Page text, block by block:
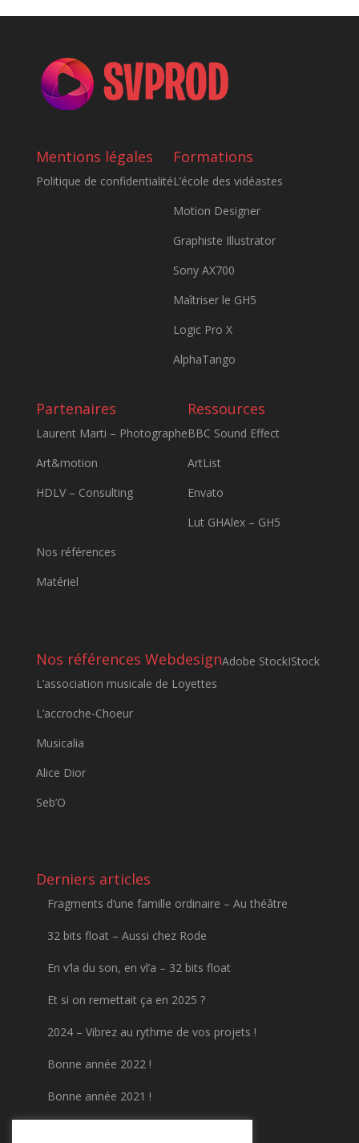
Mentions légales
Politique de confidentialité
Formations
L’école des vidéastes
Motion Designer
Graphiste Illustrator
Sony AX700
Maîtriser le GH5
Logic Pro X
AlphaTango
Partenaires
Laurent Marti – Photographe
Art&motion
HDLV – Consulting
Nos références
Matériel
Ressources
BBC Sound Effect
ArtList
Envato
Lut GHAlex – GH5
Nos références Webdesign
L’association musicale de Loyettes
L’accroche-Choeur
Musicalia
Alice Dior
Seb’O
Adobe StockIStock
Derniers articles
Fragments d’une famille ordinaire – Au théâtre
32 bits float – Aussi chez Rode
En v’la du son, en vl’a – 32 bits float
Et si on remettait ça en 2025 ?
2024 – Vibrez au rythme de vos projets !
Bonne année 2022 !
Bonne année 2021 !